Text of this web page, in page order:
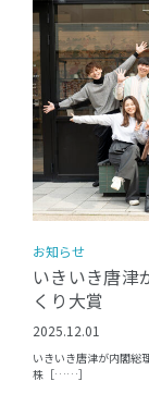
お知らせ
いきいき唐津
くり大賞
2025.12.01
いきいき唐津が内閣総
株［……］